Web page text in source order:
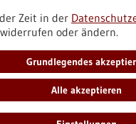
bleiben
Zeit in der
oder ändern.
Grundlegendes
Alle akzeptieren